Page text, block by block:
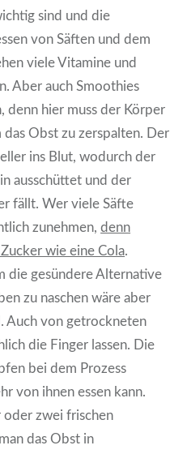
sind und die
von Säften und dem
viele Vitamine und
Aber auch Smoothies
denn hier muss der Körper
Obst zu zerspalten. Der
ins Blut, wodurch der
ausschüttet und der
fällt. Wer viele Säfte
zunehmen,denn
wie eine Cola.
die gesündere Alternative
zu naschen wäre aber
Auch von getrockneten
die Finger lassen. Die
bei dem Prozess
von ihnen essen kann.
oder zwei frischen
das Obst in